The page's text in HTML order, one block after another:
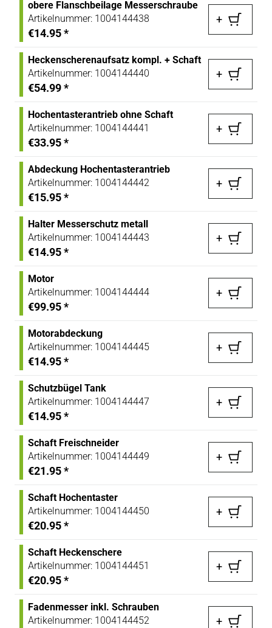
obere Flanschbeilage Messerschraube
Artikelnummer: 1004144438
€14.95*
+
Heckenscherenaufsatz kompl. + Schaft
Artikelnummer: 1004144440
€54.99*
+
Hochentasterantrieb ohne Schaft
Artikelnummer: 1004144441
€33.95*
+
Abdeckung Hochentasterantrieb
Artikelnummer: 1004144442
€15.95*
+
Halter Messerschutz metall
Artikelnummer: 1004144443
€14.95*
+
Motor
Artikelnummer: 1004144444
€99.95*
+
Motorabdeckung
Artikelnummer: 1004144445
€14.95*
+
Schutzbügel Tank
Artikelnummer: 1004144447
€14.95*
+
Schaft Freischneider
Artikelnummer: 1004144449
€21.95*
+
Schaft Hochentaster
Artikelnummer: 1004144450
€20.95*
+
Schaft Heckenschere
Artikelnummer: 1004144451
€20.95*
+
Fadenmesser inkl. Schrauben
Artikelnummer: 1004144452 +